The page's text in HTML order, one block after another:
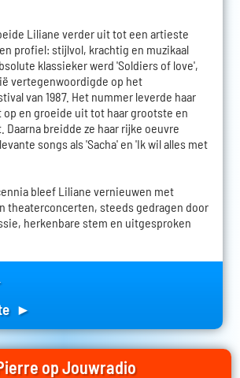
Liliane verder uit tot een artieste
profiel: stijlvol, krachtig en muzikaal
klassieker werd 'Soldiers of love',
vertegenwoordigde op het
van 1987. Het nummer leverde haar
op en groeide uit tot haar grootste en
Daarna breidde ze haar rijke oeuvre
songs als 'Sacha' en 'Ik wil alles met
bleef Liliane vernieuwen met
theaterconcerten, steeds gedragen door
herkenbare stem en uitgesproken
►
op Jouwradio